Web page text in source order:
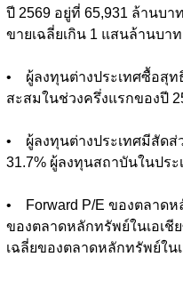
ปี 2569 อยู่ที่ 65,931 ล้านบ
ขายเฉลี่ยเกิน 1 แสนล้านบาท
• ผู้ลงทุนต่างประเทศซื้อสุท
สะสมในช่วงครึ่งแรกของปี
• ผู้ลงทุนต่างประเทศมีสัดส่
31.7% ผู้ลงทุนสถาบันในปร
• Forward P/E ของตลาดห
ของตลาดหลักทรัพย์ในเอเชี
เฉลี่ยของตลาดหลักทรัพย์ใน